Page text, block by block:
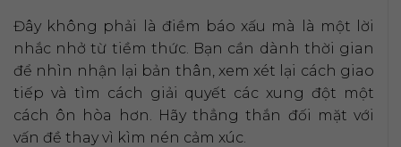
Đây không phải là điềm báo xấu mà là một lời
nhắc nhở từ tiềm thức. Bạn cần dành thời gian
để nhìn nhận lại bản thân, xem xét lại cách giao
tiếp và tìm cách giải quyết các xung đột một
cách ôn hòa hơn. Hãy thẳng thắn đối mặt với
vấn đề thay vì kìm nén cảm xúc.